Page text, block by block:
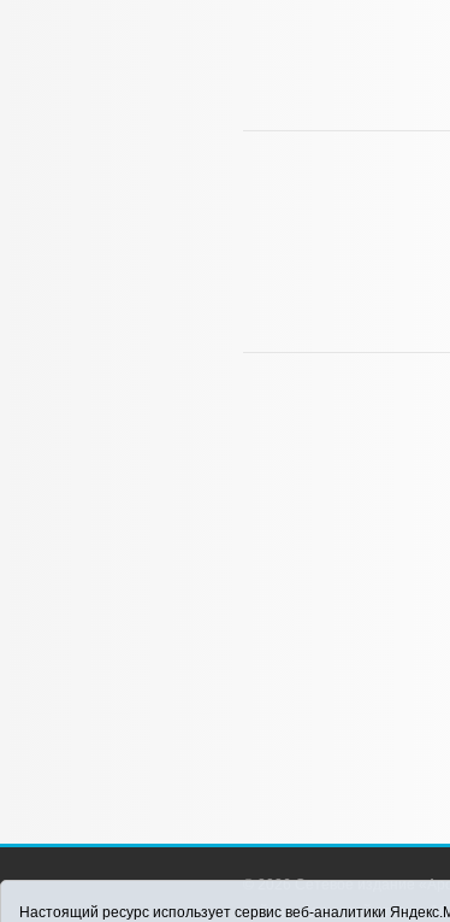
© 2026 Сетевое издание
района. Для детей старше
Настоящий ресурс использует сервис веб-аналитики